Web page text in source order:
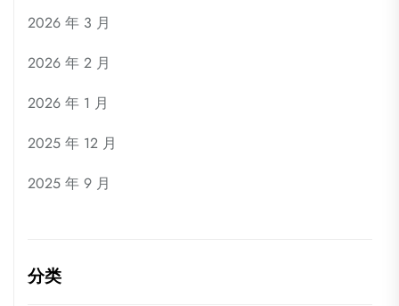
2026 年 3 月
2026 年 2 月
2026 年 1 月
2025 年 12 月
2025 年 9 月
分类